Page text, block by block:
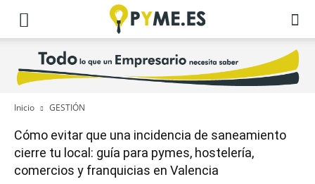
Inicio GESTIÓN
Cómo evitar que una incidencia de saneamiento
cierre tu local: guía para pymes, hostelería,
comercios y franquicias en Valencia